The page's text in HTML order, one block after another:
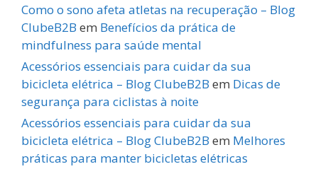
Como o sono afeta atletas na recuperação – Blog
ClubeB2B em Benefícios da prática de
mindfulness para saúde mental
Acessórios essenciais para cuidar da sua
bicicleta elétrica – Blog ClubeB2B em Dicas de
segurança para ciclistas à noite
Acessórios essenciais para cuidar da sua
bicicleta elétrica – Blog ClubeB2B em Melhores
práticas para manter bicicletas elétricas